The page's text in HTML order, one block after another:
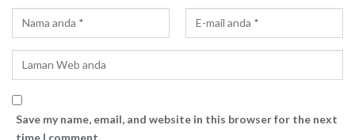
Save my name, email, and website in this browser for the next
time I comment.